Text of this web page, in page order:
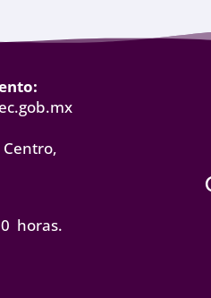
horas.